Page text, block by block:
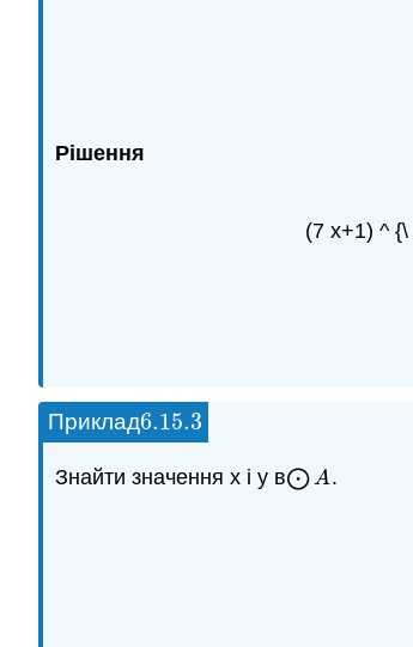
Рішення
(7 х+1) ^
Приклад6.15.3
6.15.3
Знайти значення x і y в⨀A
⨀A .